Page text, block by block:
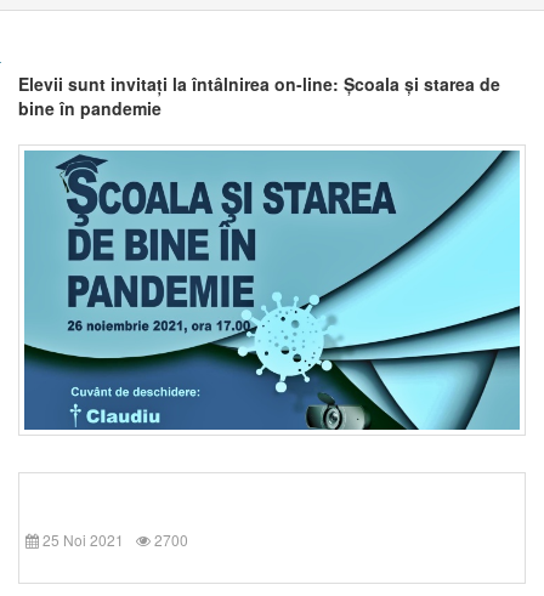
Elevii sunt invitați la întâlnirea on-line: Școala și starea de
bine în pandemie
25 Noi 2021 2700